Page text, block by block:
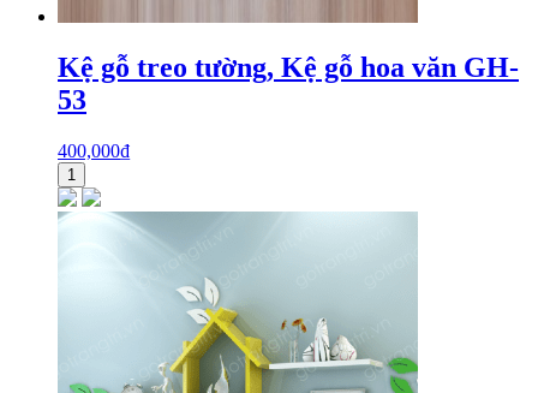
Kệ gỗ treo tường, Kệ gỗ hoa văn GH-
53
400,000₫
1